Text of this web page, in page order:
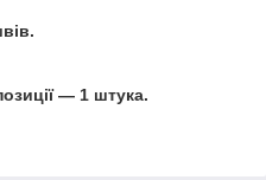
— 1 штука.